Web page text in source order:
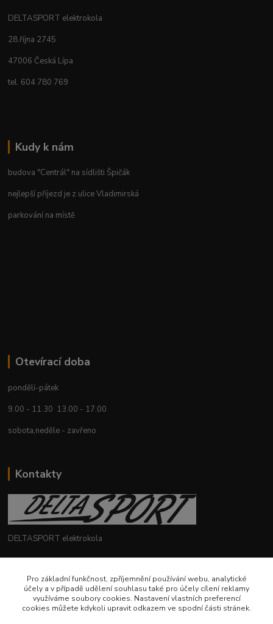
DELTASPORT elektrokola
28.října 2745
47006 Česká Lípa
tel. 604 780 769
Kudy k nám
budova "Centrál" na sídlišti Špičák
nejlepší příjezd je z ulice Vladimirská
parkování na místě
Otevírací doba
pondělí-pátek
9.00 - 11.30 13.00 - 17.00
sobota,neděle - zavřeno
Kontakty
DELTASPORT elektrokola
deltasport@seznam.cz
Pro základní funkčnost, zpříjemnění používání webu, analytické
účely a v případě udělení souhlasu také pro účely cílení reklamy
využíváme soubory cookies. Nastavení vlastních preferencí
cookies můžete kdykoli upravit odkazem ve spodní části stránek.